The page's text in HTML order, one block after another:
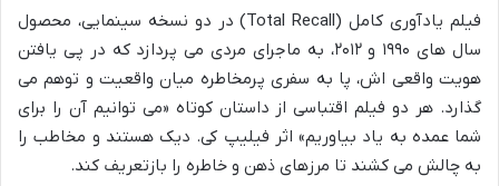
فیلم یادآوری کامل (Total Recall) در دو نسخه سینمایی، محصول
سال های ۱۹۹۰ و ۲۰۱۲، به ماجرای مردی می پردازد که در پی یافتن
هویت واقعی اش، پا به سفری پرمخاطره میان واقعیت و توهم می
گذارد. هر دو فیلم اقتباسی از داستان کوتاه «می توانیم آن را برای
شما عمده به یاد بیاوریم» اثر فیلیپ کی. دیک هستند و مخاطب را
به چالش می کشند تا مرزهای ذهن و خاطره را بازتعریف کند.